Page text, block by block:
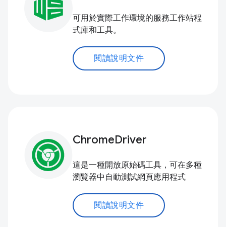
可用於實際工作環境的服務工作站程
式庫和工具。
閱讀說明文件
ChromeDriver
這是一種開放原始碼工具，可在多種
瀏覽器中自動測試網頁應用程式
閱讀說明文件